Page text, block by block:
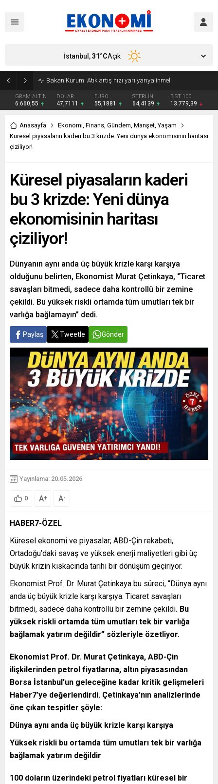
Bakan Kurum: Atık artış hızı yarı yarıya inmeli
GRAM ALTIN
6.660,55
DOLAR
47,7111
EURO
55,1881
STERLİN
64,4139
BIST 100
13.779,39
İstanbul,31°CAçık
Anasayfa Ekonomi, Finans, Gündem, Manşet,Yaşam
Küresel piyasaların kaderi bu 3 krizde: Yeni dünya ekonomisinin haritası
çiziliyor!
Küresel piyasaların kaderi
bu 3 krizde: Yeni dünya
ekonomisinin haritası
çiziliyor!
Dünyanın aynı anda üç büyük krizle karşı karşıya
olduğunu belirten, Ekonomist Murat Çetinkaya, “Ticaret
savaşları bitmedi, sadece daha kontrollü bir zemine
çekildi. Bu yüksek riskli ortamda tüm umutları tek bir
varlığa bağlamayın” dedi.
Paylaş Tweetle Gönder
Yayınlama: 20.05.2026
0 A+ A-
HABER7-ÖZEL
Küresel ekonomi ve piyasalar; ABD-Çin rekabeti,
Ortadoğu’daki savaş ve yüksek enerji maliyetleri gibi üç
büyük krizin kıskacında tarihi bir dönüşüm geçiriyor.
Ekonomist Prof. Dr. Murat Çetinkaya bu süreci, “Dünya aynı
anda üç büyük krizle karşı karşıya. Ticaret savaşları
bitmedi, sadece daha kontrollü bir zemine çekildi. Bu
yüksek riskli ortamda tüm umutları tek bir varlığa
bağlamak yatırım değildir” sözleriyle özetliyor.
Ekonomist Prof. Dr. Murat Çetinkaya, ABD-Çin
ilişkilerinden petrol fiyatlarına, altın piyasasından
Borsa İstanbul’un geleceğine kadar kritik gelişmeleri
Haber7’ye değerlendirdi. Çetinkaya’nın analizlerinde
öne çıkan tespitler şöyle:
Dünya aynı anda üç büyük krizle karşı karşıya
Yüksek riskli bu ortamda tüm umutları tek bir varlığa
bağlamak yatırım değildir
100 doların üzerindeki petrol fiyatları küresel bir